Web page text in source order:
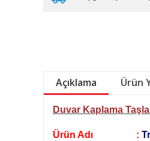
Açıklama Ürün
Duvar Kaplama
Ürün Adı :